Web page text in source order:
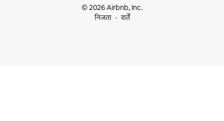
© 2026 Airbnb, Inc.
निजता
शर्तें